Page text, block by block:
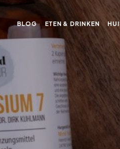
BLOG ETEN & DRINKEN